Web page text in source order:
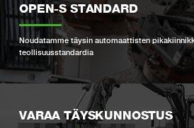
OPEN-S STANDARD
Noudatamme täysin automaattisten
teollisuusstandardia
VARAA TÄYSKUNNOSTUS